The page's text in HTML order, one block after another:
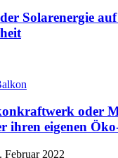
Solarenergie
oder
ihren eigenen
Februar 2022